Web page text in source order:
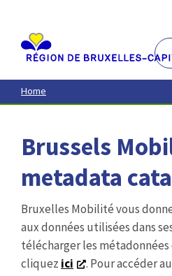
contenu
principal
Home
Brussels
metadata
Bruxelles Mobilité vous
aux données utilisées dans
télécharger les
cliquez ici
. Pour accéder